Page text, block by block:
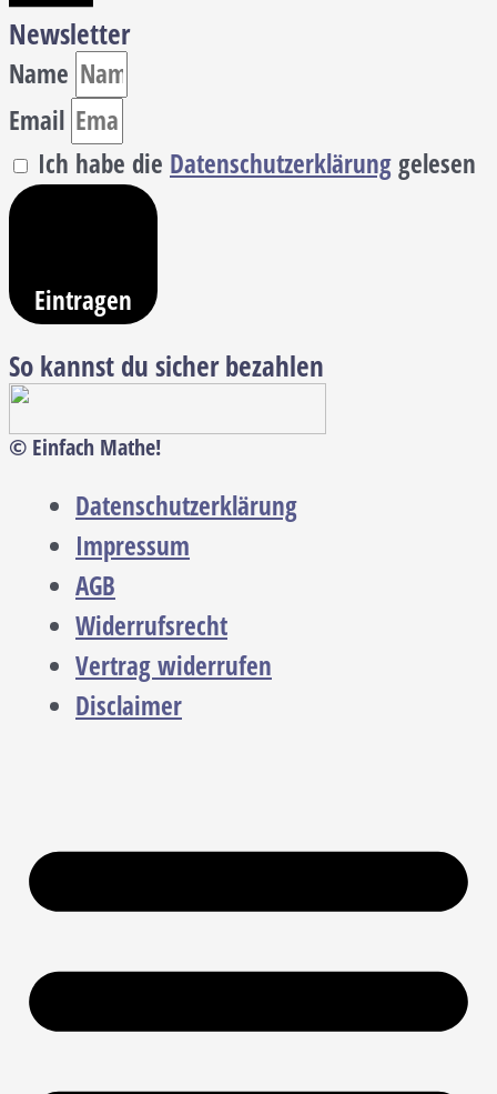
Newsletter
Name
Email
Ich habe die Datenschutzerklärung gelesen
Eintragen
So kannst du sicher bezahlen
© Einfach Mathe!
Datenschutzerklärung
Impressum
AGB
Widerrufsrecht
Vertrag widerrufen
Disclaimer